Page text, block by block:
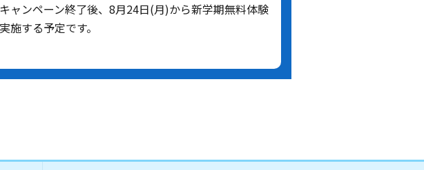
ャンペーン終了後、 8月24日(月)から新学期無料体験
施する予定です。